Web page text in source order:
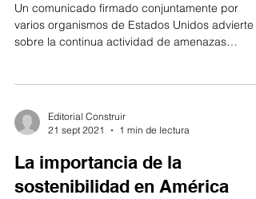
Un comunicado firmado conjuntamente por
varios organismos de Estados Unidos advierte
sobre la continua actividad de amenazas
Editorial Construir
21 sept 2021
1 min de lectura
La importancia de la
sostenibilidad en América